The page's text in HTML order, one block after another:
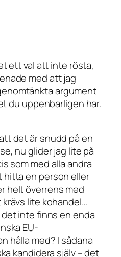
ett val att inte rösta,
med att jag
argument
du uppenbarligen har.
det är snudd på en
nu glider jag lite på
som med alla andra
hitta en person eller
helt överrens med
lite kohandel…
inte finns en enda
EU-
hålla med? I sådana
kandidera själv – det